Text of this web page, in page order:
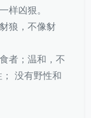
样凶狠。
狼，不像豺
者；温和，不
没有野性和